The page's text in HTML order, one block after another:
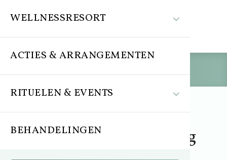
WELLNESSRESORT
ACTIES & ARRANGEMENTEN
RITUELEN & EVENTS
BEHANDELINGEN
Dagje Sauna in Tilburg